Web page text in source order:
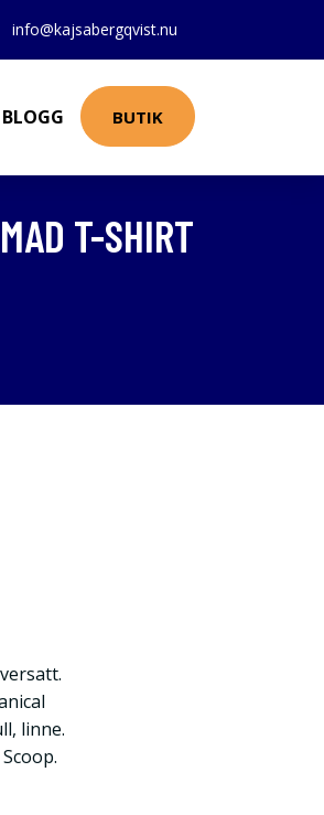
info@kajsabergqvist.nu
BLOGG BUTIK
T-SHIRT
linne.